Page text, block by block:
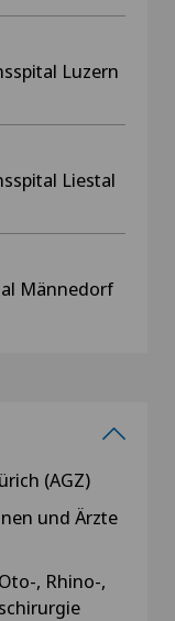
Luzern
Liestal
Männedorf
(AGZ)
und Ärzte
, Rhino-,